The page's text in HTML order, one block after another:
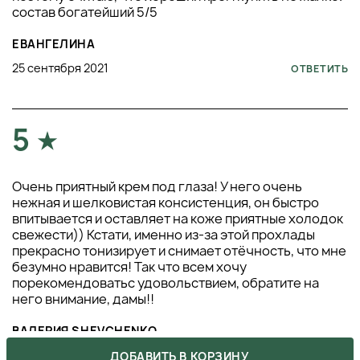
блокировать проникновение активных молекул. Не
равномерность распределения. Также важно
избегать хранения в жарких и влажных условиях —
особенно в ванной. Ошибки в сочетании и хранении
СОВЕТЫ ПРОФЕССИОНАЛОВ
эффекта:Холод помогает быстро справиться с
отёками и стимулирует лимфоток. Хранение тюбика в
косметическом холодильнике или использование
охлаждённого массажного аппликатора делает
утренний уход более эффективным. Прикосновение
прохладного металла к уставшей зоне заметно
сокращает припухлости и возвращает чёткость
линии. Особенно полезно после перелётов или при
успокоить чувствительные участки и ускорить
состав богатейший 5/5
ЕВАНГЕЛИНА
25 сентября 2021
ОТВЕТИТЬ
5
Очень приятный крем под глаза! У него очень
нежная и шелковистая консистенция, он быстро
впитывается и оставляет на коже приятные холодок
свежести)) Кстати, именно из-за этой прохлады
прекрасно тонизирует и снимает отёчность, что мне
безумно нравится! Так что всем хочу
порекомендоватьс удовольствием, обратите на
него внимание, дамы!!
ВАЛЕРИЯ SHEVCHENKO
ДОБАВИТЬ В КОРЗИНУ